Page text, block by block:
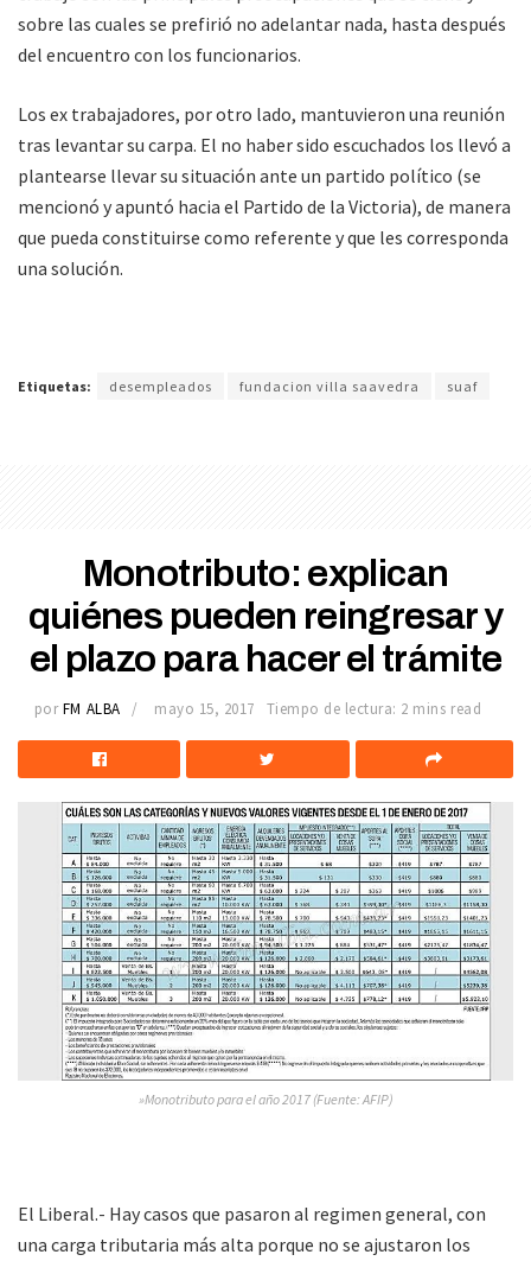
sobre las cuales se prefirió no adelantar nada, hasta después
del encuentro con los funcionarios.
Los ex trabajadores, por otro lado, mantuvieron una reunión
tras levantar su carpa. El no haber sido escuchados los llevó a
plantearse llevar su situación ante un partido político (se
mencionó y apuntó hacia el Partido de la Victoria), de manera
que pueda constituirse como referente y que les corresponda
una solución.
Etiquetas: desempleados fundacion villa saavedra suaf
Monotributo: explican
quiénes pueden reingresar y
el plazo para hacer el trámite
por FM ALBA mayo 15, 2017 Tiempo de lectura: 2 mins read
»Monotributo para el año 2017 (Fuente: AFIP)
El Liberal.- Hay casos que pasaron al regimen general, con
una carga tributaria más alta porque no se ajustaron los